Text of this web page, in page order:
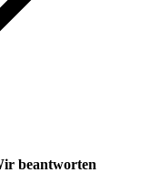
beantworten